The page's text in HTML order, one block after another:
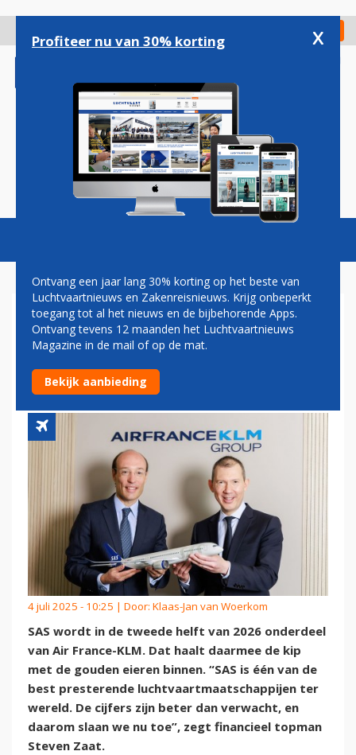
gaan
Check in
Magazine Podcasts Vacatures
AIR FRANCE-KLM HAALT MET
SAS KIP MET DE GOUDEN
EIEREN BINNEN
4 juli 2025 - 10:25 | Door: Klaas-Jan van Woerkom
SAS wordt in de tweede helft van 2026 onderdeel
van Air France-KLM. Dat haalt daarmee de kip
met de gouden eieren binnen. “SAS is één van de
best presterende luchtvaartmaatschappijen ter
wereld. De cijfers zijn beter dan verwacht, en
daarom slaan we nu toe”, zegt financieel topman
Steven Zaat.
Profiteer nu van 30% korting x
Ontvang een jaar lang 30% korting op het beste van
Luchtvaartnieuws en Zakenreisnieuws. Krijg onbeperkt
toegang tot al het nieuws en de bijbehorende Apps.
Ontvang tevens 12 maanden het Luchtvaartnieuws
Magazine in de mail of op de mat.
Bekijk aanbieding